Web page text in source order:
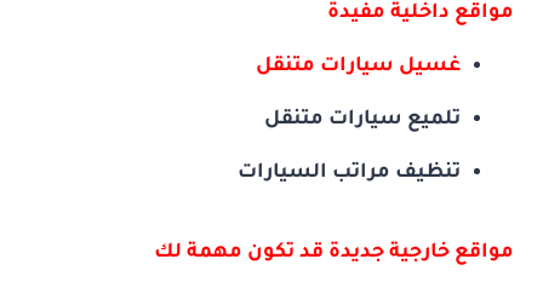
مواقع داخلية مفيدة
غسيل سيارات متنقل
تلميع سيارات متنقل
تنظيف مراتب السيارات
مواقع خارجية جديدة قد تكون مهمة لك